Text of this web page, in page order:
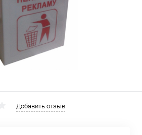
Добавить отзыв